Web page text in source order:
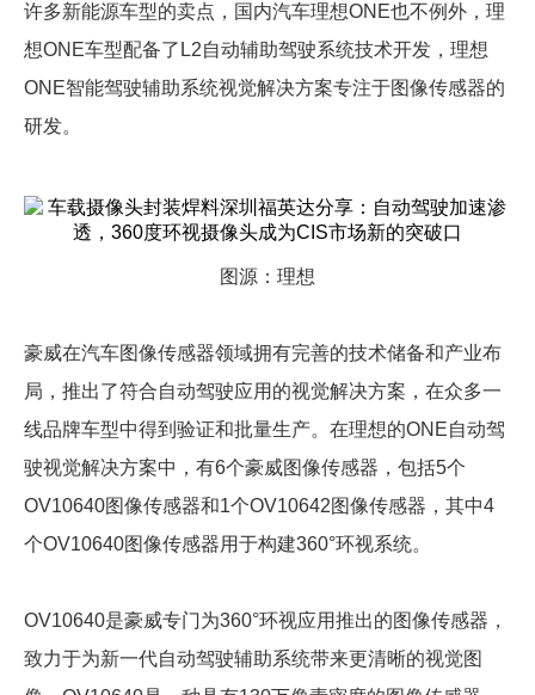
许多新能源车型的卖点，国内汽车理想ONE也不例外，理
想ONE车型配备了L2自动辅助驾驶系统技术开发，理想
ONE智能驾驶辅助系统视觉解决方案专注于图像传感器的
研发。
图源：理想
豪威在汽车图像传感器领域拥有完善的技术储备和产业布
局，推出了符合自动驾驶应用的视觉解决方案，在众多一
线品牌车型中得到验证和批量生产。在理想的ONE自动驾
驶视觉解决方案中，有6个豪威图像传感器，包括5个
OV10640图像传感器和1个OV10642图像传感器，其中4
个OV10640图像传感器用于构建360°环视系统。
OV10640是豪威专门为360°环视应用推出的图像传感器，
致力于为新一代自动驾驶辅助系统带来更清晰的视觉图